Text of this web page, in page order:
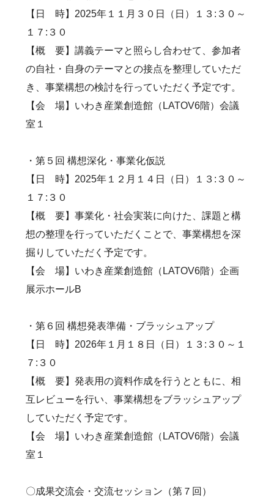
【日 時】2025年１１月３０日（日）１３:３０～
１７:３０
【概 要】講義テーマと照らし合わせて、参加者
の自社・自身のテーマとの接点を整理していただ
き、事業構想の検討を行っていただく予定です。
【会 場】いわき産業創造館（LATOV6階）会議
室１
・第５回 構想深化・事業化仮説
【日 時】2025年１２月１４日（日）１３:３０～
１７:３０
【概 要】事業化・社会実装に向けた、課題と構
想の整理を行っていただくことで、事業構想を深
掘りしていただく予定です。
【会 場】いわき産業創造館（LATOV6階）企画
展示ホールB
・第６回 構想発表準備・ブラッシュアップ
【日 時】2026年１月１８日（日）１３:３０～１
７:３０
【概 要】発表用の資料作成を行うとともに、相
互レビューを行い、事業構想をブラッシュアップ
していただく予定です。
【会 場】いわき産業創造館（LATOV6階）会議
室１
〇成果交流会・交流セッション（第７回）